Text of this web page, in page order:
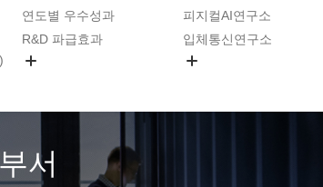
연도별 우수성과
R&D 파급효과
피지컬AI연구소
입체통신연구소
서